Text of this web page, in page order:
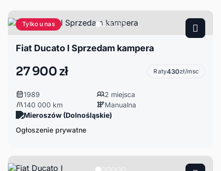
Tylko u nas
Fiat Ducato I Sprzedam kampera
27 900 zł Raty430zł/msc
1989
2 miejsca
140 000 km
Manualna
Mieroszów (Dolnośląskie)
Ogłoszenie prywatne